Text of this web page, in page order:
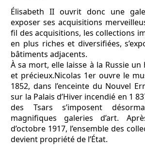
Élisabeth II ouvrit donc une
exposer ses acquisitions
fil des acquisitions, les collections
en plus riches et diversifiées,
bâtiments adjacents.
À sa mort, elle laisse à la Russie
et précieux.Nicolas 1er ouvre le
1852, dans l’enceinte du Nouvel
sur la Palais d’Hiver incendié en 1
des Tsars s’imposent
magnifiques galeries d’art.
d’octobre 1917, l’ensemble des
devient propriété de l’État.